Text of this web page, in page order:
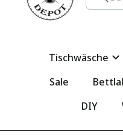
Tischwäsche
Sale
DIY